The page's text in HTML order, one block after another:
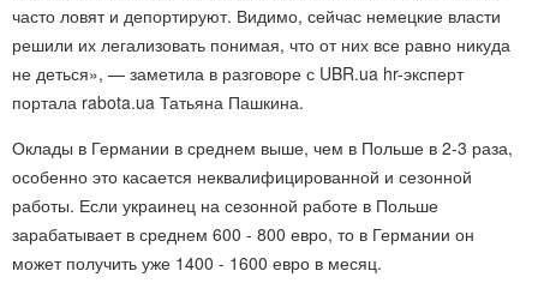
часто ловят и депортируют. Видимо, сейчас немецкие власти
решили их легализовать понимая, что от них все равно никуда
не деться», — заметила в разговоре с UBR.ua hr-эксперт
портала rabota.ua Татьяна Пашкина.
Оклады в Германии в среднем выше, чем в Польше в 2-3 раза,
особенно это касается неквалифицированной и сезонной
работы. Если украинец на сезонной работе в Польше
зарабатывает в среднем 600 - 800 евро, то в Германии он
может получить уже 1400 - 1600 евро в месяц.